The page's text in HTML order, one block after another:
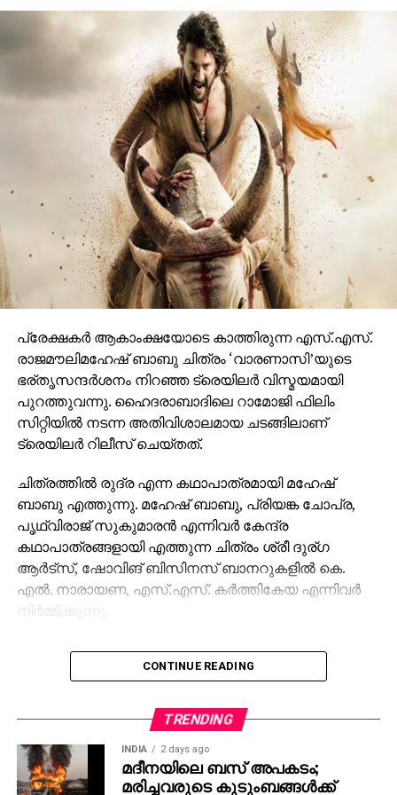
കഥാപാത്രം സ്‌ക്രീനിൽ അവസാനം എത്തിയപ്പോൾ
വേദിയിലും മഹേഷ് ബാബു കാളയുടെ പുറത്തു എൻട്രി
ചെയ്തപ്പോൾ അറുപത്തിനായിരത്തിൽപ്പരം കാഴ്ചക്കാർ
നിറഞ്ഞ ഇവന്റിലെ സദസ്സ് ഹർഷാരവം കൊണ്ട്
വേദിയെ ധന്യമാക്കി. ഐമാക്‌സിലാണ് ചിത്രം
ഒരുങ്ങുന്നത് എന്നതിനാല്‍ തന്നെ തിയേറ്ററുകളില്‍
ഗംഭീരമായ കാഴ്ചാനുഭൂതി
സമ്മാനിക്കുമെന്നുറപ്പാണ്.ബാഹുബലിയും ആർ ആർ
ആറും ഒരുക്കിയ രാജമൗലിയുടെ ബ്രഹ്മാണ്ഡ ചിത്രം
വാരണാസി 2027ൽ തിയേറ്ററുകളിലേക്കെത്തും. പി ആർ
ഓ ആൻഡ് മാർക്കറ്റിംഗ് സ്ട്രാറ്റജിസ്റ്റ് : പ്രതീഷ് ശേഖർ.
പ്രേക്ഷകര്‍ ആകാംക്ഷയോടെ കാത്തിരുന്ന എസ്.എസ്.
രാജമൗലിമഹേഷ് ബാബു ചിത്രം ‘വാരണാസി’യുടെ
ഭര്തൃസന്ദര്‍ശനം നിറഞ്ഞ ട്രെയിലര്‍ വിസ്മയമായി
പുറത്തുവന്നു. ഹൈദരാബാദിലെ റാമോജി ഫിലിം
സിറ്റിയില്‍ നടന്ന അതിവിശാലമായ ചടങ്ങിലാണ്
ട്രെയിലര്‍ റിലീസ് ചെയ്തത്.
ചിത്രത്തില്‍ രുദ്ര എന്ന കഥാപാത്രമായി മഹേഷ്
ബാബു എത്തുന്നു. മഹേഷ് ബാബു, പ്രിയങ്ക ചോപ്ര,
പൃഥ്വിരാജ് സുകുമാരന്‍ എന്നിവര്‍ കേന്ദ്ര
കഥാപാത്രങ്ങളായി എത്തുന്ന ചിത്രം ശ്രീ ദുര്ഗ
ആര്‍ട്‌സ്, ഷോവിങ് ബിസിനസ് ബാനറുകളില്‍ കെ.
എല്‍. നാരായണ, എസ്.എസ്. കര്‍ത്തികേയ എന്നിവര്‍
നിര്‍മ്മിക്കുന്നു.
കീരവാണിയാണ് സംഗീതം ഒരുക്കുന്നത്. പുറത്തിറങ്ങിയ
മണിക്കൂറുകള്‍ക്കുള്ളില്‍ തന്നെ 5 മില്യണിലധികം
ട്രെന്‍ഡിങ് പട്ടികയില്‍ മുന്നിലാണ്. 130ണ്മ100 അടി
വലുപ്പത്തിലുള്ള പ്രത്യേക സ്‌ക്രീനില്‍ പ്രേക്ഷകര്‍ക്ക്
മുന്നില്‍ ട്രെയിലര്‍ പ്രദര്‍ശിപ്പിച്ചു.
CONTINUE READING
TRENDING
INDIA 2 days ago
മദീനയിലെ ബസ് അപകടം;
മരിച്ചവരുടെ കുടുംബങ്ങള്‍ക്ക്